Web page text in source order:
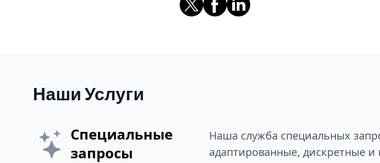
Наши Услуги
Специальные
запросы
Наша служба специальных
адаптированные, дискретные